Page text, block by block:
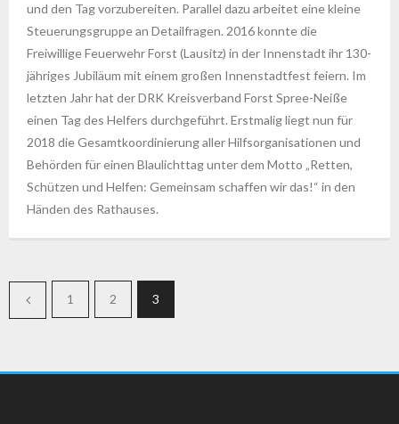
und den Tag vorzubereiten. Parallel dazu arbeitet eine kleine
Steuerungsgruppe an Detailfragen. 2016 konnte die
Freiwillige Feuerwehr Forst (Lausitz) in der Innenstadt ihr 130-
jähriges Jubiläum mit einem großen Innenstadtfest feiern. Im
letzten Jahr hat der DRK Kreisverband Forst Spree-Neiße
einen Tag des Helfers durchgeführt. Erstmalig liegt nun für
2018 die Gesamtkoordinierung aller Hilfsorganisationen und
Behörden für einen Blaulichttag unter dem Motto „Retten,
Schützen und Helfen: Gemeinsam schaffen wir das!“ in den
Händen des Rathauses.
1 2 3